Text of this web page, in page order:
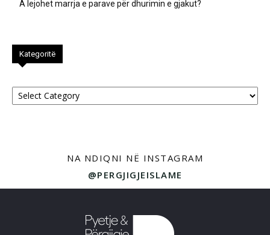
A lejohet marrja e parave për dhurimin e gjakut?
Kategoritë
Kategoritë
NA NDIQNI NË INSTAGRAM
@PERGJIGJEISLAME